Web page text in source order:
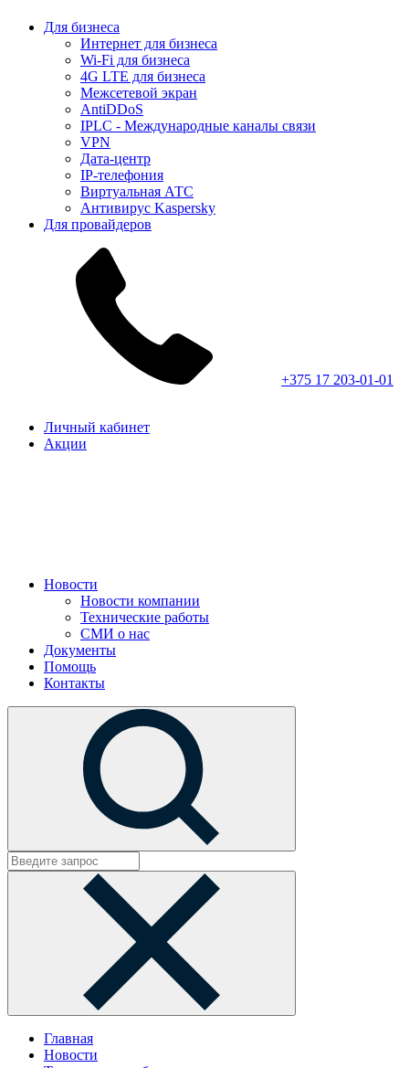
Для бизнеса
Интернет для бизнеса
Wi-Fi для бизнеса
4G LTE для бизнеса
Межсетевой экран
AntiDDoS
IPLC - Международные каналы связи
VPN
Дата-центр
IP-телефония
Виртуальная АТС
Антивирус Kaspersky
Для провайдеров
+375 17 203-01-01
Личный кабинет
Акции
Новости
Новости компании
Технические работы
СМИ о нас
Документы
Помощь
Контакты
Главная
Новости